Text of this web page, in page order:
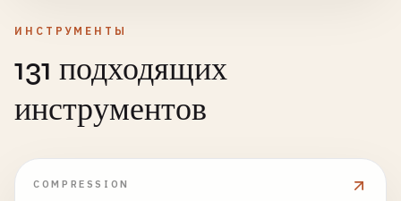
ИНСТРУМЕНТЫ
131 подходящих
инструментов
COMPRESSION